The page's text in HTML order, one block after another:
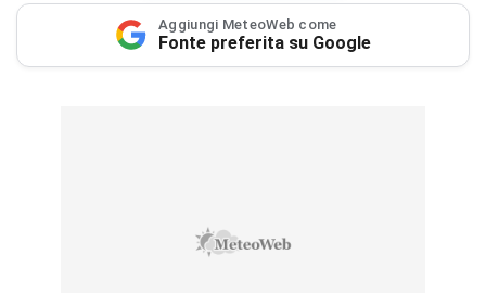
Aggiungi MeteoWeb come
Fonte preferita su Google